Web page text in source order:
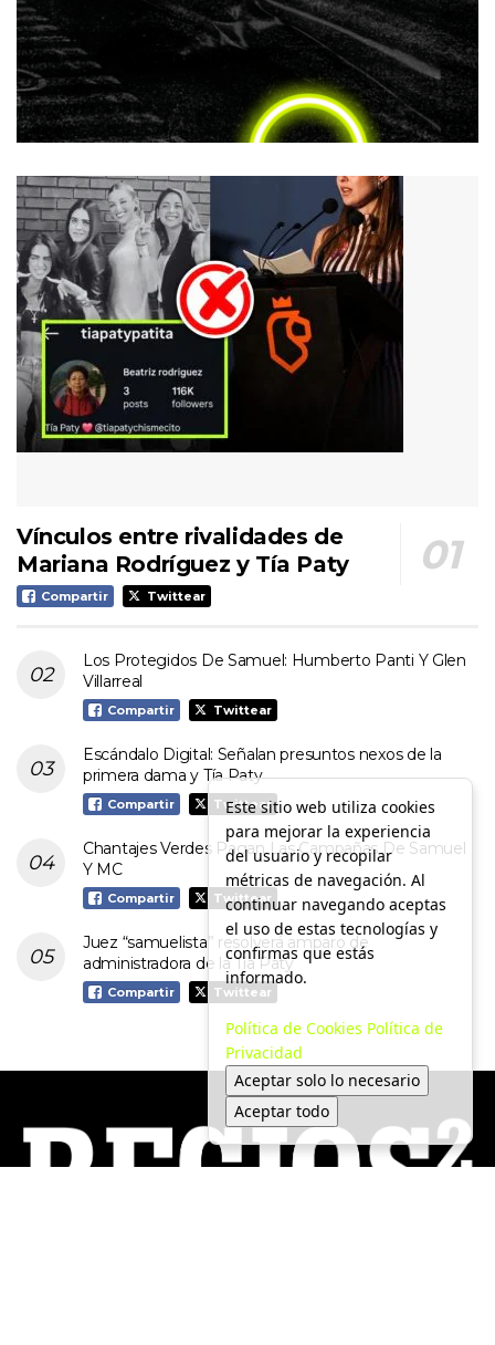
Vínculos entre rivalidades de
Mariana Rodríguez y Tía Paty
Compartir Twittear
Los Protegidos De Samuel: Humberto Panti Y Glen
Villarreal
Compartir Twittear
Escándalo Digital: Señalan presuntos nexos de la
primera dama y Tía Paty
Compartir Twittear
Chantajes Verdes Pagan Las Campañas De Samuel
Y MC
Compartir Twittear
Juez “samuelista” resolverá amparo de
administradora de la Tía Paty
Compartir Twittear
Este sitio web utiliza cookies
para mejorar la experiencia
del usuario y recopilar
métricas de navegación. Al
continuar navegando aceptas
el uso de estas tecnologías y
confirmas que estás
informado.
Política de Cookies Política de
Privacidad
Aceptar solo lo necesario
Aceptar todo